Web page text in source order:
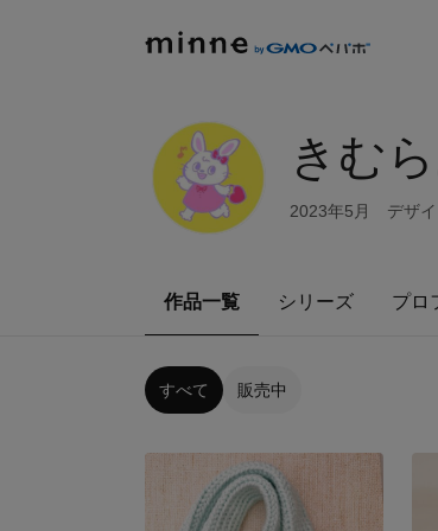
きむ
2023年5月 デザイ
作品一覧 シリーズ プロ
すべて 販売中